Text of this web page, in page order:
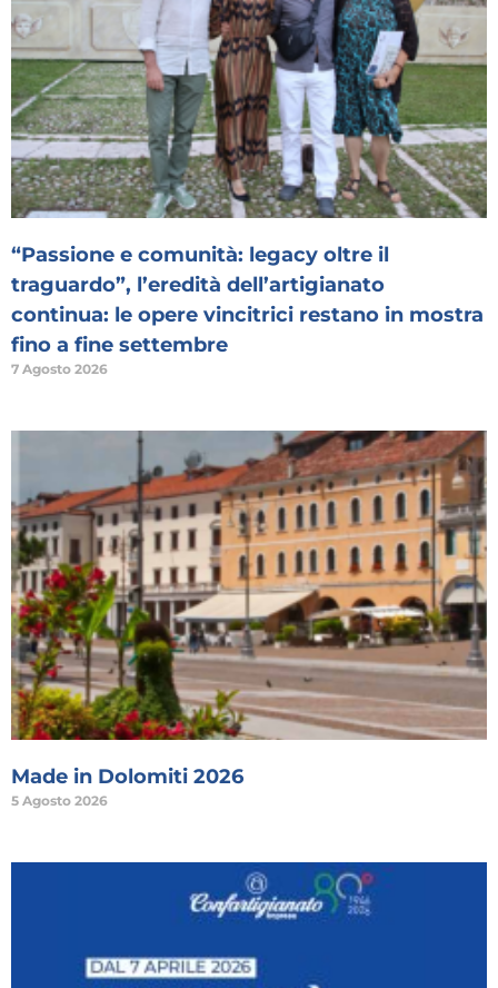
“Passione e comunità: legacy oltre il
traguardo”, l’eredità dell’artigianato
continua: le opere vincitrici restano in mostra
fino a fine settembre
7 Agosto 2026
Made in Dolomiti 2026
5 Agosto 2026